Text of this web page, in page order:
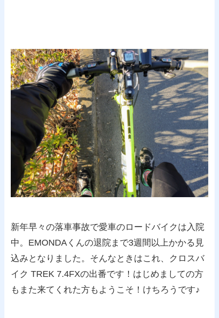
新年早々の落車事故で愛車のロードバイクは入院
中。EMONDAくんの退院まで3週間以上かかる見
込みとなりました。そんなときはこれ、クロスバ
イク TREK 7.4FXの出番です！はじめましての方
もまた来てくれた方もようこそ！けちろうです♪